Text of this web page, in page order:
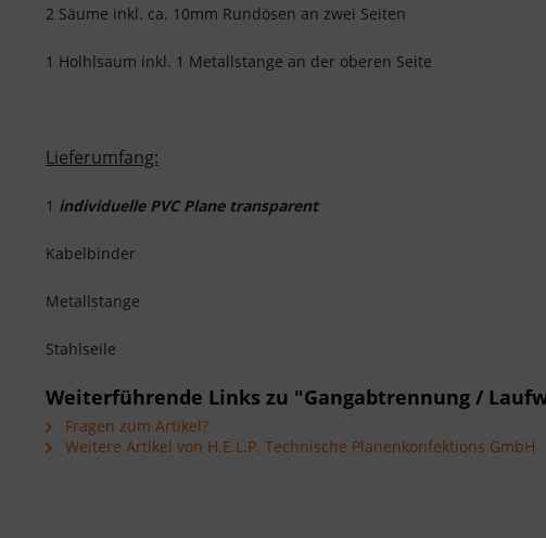
2 Säume inkl. ca. 10mm Rundösen an zwei Seiten
1 Holhlsaum inkl. 1 Metallstange an der oberen Seite
Lieferumfang:
1 individuelle PVC Plane transparent
Kabelbinder
Metallstange
Stahlseile
Weiterführende Links zu "Gangabtrennung /
Fragen zum Artikel?
Weitere Artikel von H.E.L.P. Technische Planenkonfektions GmbH